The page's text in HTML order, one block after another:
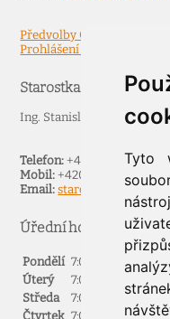
Tyto
Předvolby Cookies
Prohlášení o přístupnosti
Starostka
Ing. Stanislava Špruncová
Telefon:+420 571 451 578
Mobil:+420602511322
Email:
Úřední hodiny
Pondělí 7:00 - 11:30 12:00
Úterý
7:00 - 11:30
12:00
Středa
7:00 - 11:30 12:00